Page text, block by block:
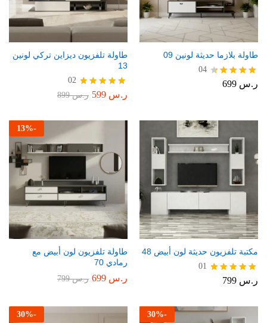
طاولة بلازما حديثة لونين 09
تم التقييم
04
ر.س
طاولة تلفزيون ديزاين تركي لونين
13
تم التقييم
02
ر.س ر.س899
مكتبة تلفزيون حديثة لون أبيض 48
تم التقييم
01
ر.س
-
13%
طاولة تلفزيون لون أبيض مع
رمادي 70
ر.س ر.س799
-
30%
-
30%